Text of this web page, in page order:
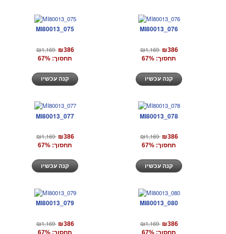
MI80013_075
₪1,169 ₪386
תחסוך: 67%
MI80013_076
₪1,169 ₪386
תחסוך: 67%
MI80013_077
₪1,169 ₪386
תחסוך: 67%
MI80013_078
₪1,169 ₪386
תחסוך: 67%
MI80013_079
₪1,169 ₪386
תחסוך: 67%
MI80013_080
₪1,169 ₪386
תחסוך: 67%